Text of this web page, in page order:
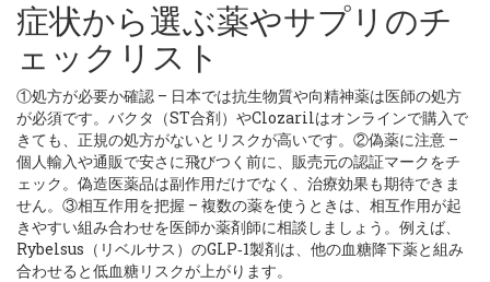
症状から選ぶ薬やサプリのチ
ェックリスト
①処方が必要か確認 – 日本では抗生物質や向精神薬は医師の処方
が必須です。バクタ（ST合剤）やClozarilはオンラインで購入で
きても、正規の処方がないとリスクが高いです。②偽薬に注意 –
個人輸入や通販で安さに飛びつく前に、販売元の認証マークをチ
ェック。偽造医薬品は副作用だけでなく、治療効果も期待できま
せん。③相互作用を把握 – 複数の薬を使うときは、相互作用が起
きやすい組み合わせを医師か薬剤師に相談しましょう。例えば、
Rybelsus（リベルサス）のGLP‑1製剤は、他の血糖降下薬と組み
合わせると低血糖リスクが上がります。